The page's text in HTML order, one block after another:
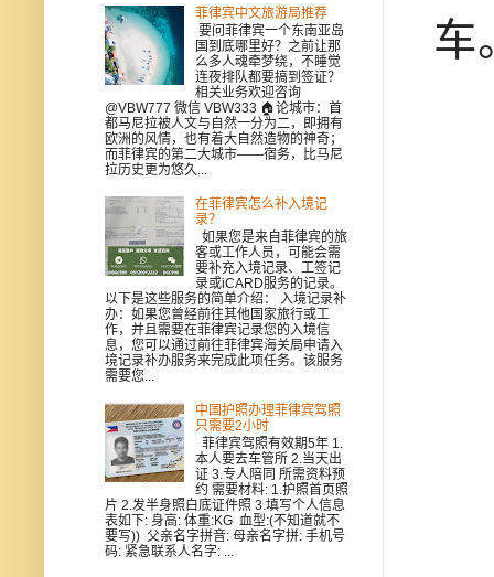
车
菲律宾中文旅游局推荐
要问菲律宾一个东南亚岛
国到底哪里好？之前让那
么多人魂牵梦绕，不睡觉
连夜排队都要搞到签证？
相关业务欢迎咨询
@VBW777 微信 VBW333 🏠论城市：首
都马尼拉被人文与自然一分为二，即拥有
欧洲的风情，也有着大自然造物的神奇；
而菲律宾的第二大城市——宿务，比马尼
拉历史更为悠久...
在菲律宾怎么补入境记
录？
如果您是来自菲律宾的旅
客或工作人员，可能会需
要补充入境记录、工签记
录或iCARD服务的记录。
以下是这些服务的简单介绍： 入境记录补
办：如果您曾经前往其他国家旅行或工
作，并且需要在菲律宾记录您的入境信
息，您可以通过前往菲律宾海关局申请入
境记录补办服务来完成此项任务。该服务
需要您...
中国护照办理菲律宾驾照
只需要2小时
菲律宾驾照有效期5年 1.
本人要去车管所 2.当天出
证 3.专人陪同 所需资料预
约 需要材料: 1.护照首页照
片 2.发半身照白底证件照 3.填写个人信息
表如下: 身高: 体重:KG 血型:(不知道就不
要写)) 父亲名字拼音: 母亲名字拼: 手机号
码: 紧急联系人名字: ...